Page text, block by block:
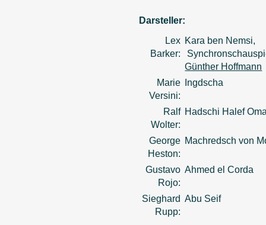
Darsteller:
Lex
Barker:
Kara ben Nemsi,
Günther Hoffmann
Marie
Versini:
Ingdscha
Ralf
Wolter:
Hadschi Halef
George
Heston:
Machredsch von
Gustavo
Rojo:
Ahmed el Corda
Sieghard
Rupp:
Abu Seif